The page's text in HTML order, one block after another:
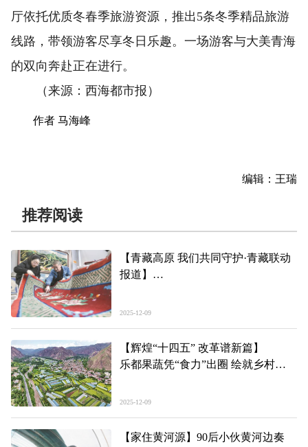
厅依托优质冬春季旅游资源，推出5条冬季精品旅游
线路，带领游客尽享冬日乐趣。一场游客与大美青海
的双向奔赴正在进行。
（来源：西海都市报）
作者 马海峰
编辑：王瑞
推荐阅读
【青藏高原 我们共同守护·青藏联动
报道】
2025-12-09
【辉煌“十四五” 改革谱新篇】
乐都果蔬凭“食力”出圈 绘就乡村振
2025-12-09
【家住黄河源】90后小伙黄河边奏